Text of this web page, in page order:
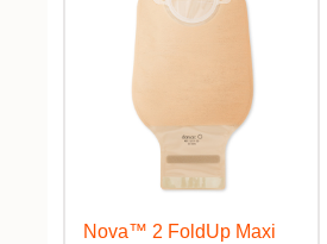
Nova™ 2 FoldUp Maxi